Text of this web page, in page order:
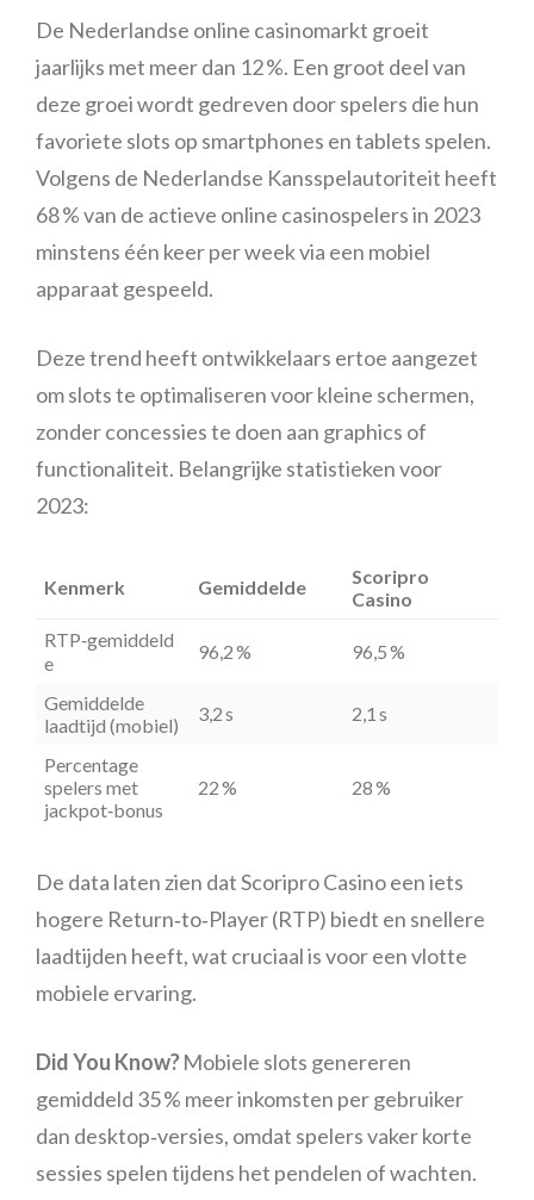
De Nederlandse online casinomarkt groeit
jaarlijks met meer dan 12 %. Een groot deel van
deze groei wordt gedreven door spelers die hun
favoriete slots op smartphones en tablets spelen.
Volgens de Nederlandse Kansspelautoriteit heeft
68 % van de actieve online casinospelers in 2023
minstens één keer per week via een mobiel
apparaat gespeeld.
Deze trend heeft ontwikkelaars ertoe aangezet
om slots te optimaliseren voor kleine schermen,
zonder concessies te doen aan graphics of
functionaliteit. Belangrijke statistieken voor
2023:
Kenmerk Gemiddelde
Scoripro
Casino
RTP‑gemiddeld
e
96,2 % 96,5 %
Gemiddelde
laadtijd (mobiel)
3,2 s 2,1 s
Percentage
spelers met
jackpot‑bonus
22 % 28 %
De data laten zien dat Scoripro Casino een iets
hogere Return‑to‑Player (RTP) biedt en snellere
laadtijden heeft, wat cruciaal is voor een vlotte
mobiele ervaring.
Did You Know?Mobiele slots genereren
gemiddeld 35 % meer inkomsten per gebruiker
dan desktop‑versies, omdat spelers vaker korte
sessies spelen tijdens het pendelen of wachten.